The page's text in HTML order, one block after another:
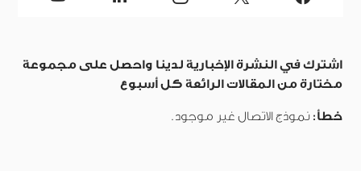
اشترك في النشرة الإخبارية لدينا واحصل على مجموعة
مختارة من المقالات الرائعة كل أسبوع
خطأ: نموذج الاتصال غير موجود.